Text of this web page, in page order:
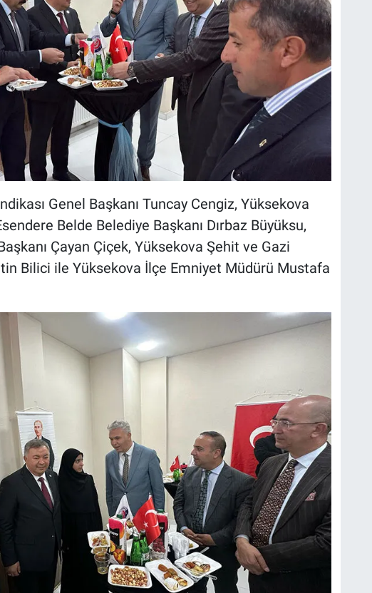
Genel Başkanı Tuncay Cengiz, Yüksekova
Belde Belediye Başkanı Dırbaz Büyüksu,
Çayan Çiçek, Yüksekova Şehit ve Gazi
Bilici ile Yüksekova İlçe Emniyet Müdürü Mustafa